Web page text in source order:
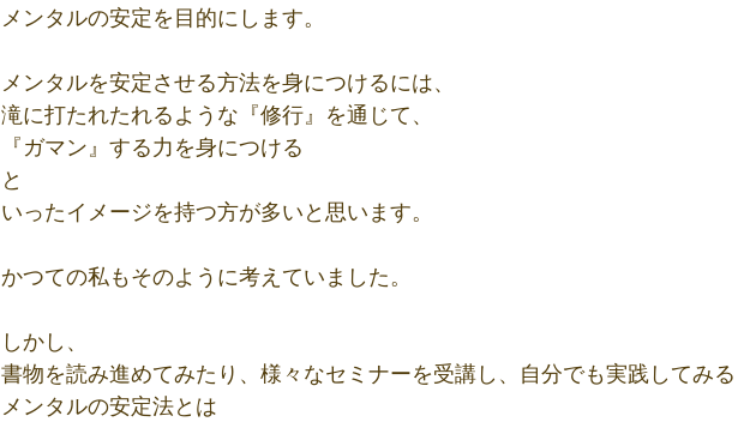
メンタルの安定を目的にします。
メンタルを安定させる方法を身につけるには、
滝に打たれたれるような『修行』を通じて、
『ガマン』する力を身につける
と
いったイメージを持つ方が多いと思います。
かつての私もそのように考えていました。
しかし、
書物を読み進めてみたり、様々なセミナーを受講し、自分でも実践してみ
メンタルの安定法とは